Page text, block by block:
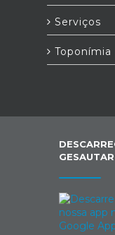
Serviços
Toponímia